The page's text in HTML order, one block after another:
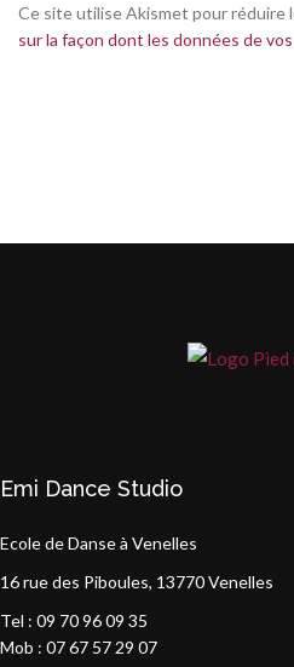
Ce site utilise Akismet pour réduire
sur la façon dont les données de
Emi Dance Studio
Ecole de Danse à Venelles
16 rue des Piboules, 13770 Venelles
Tel : 09 70 96 09 35
Mob : 07 67 57 29 07